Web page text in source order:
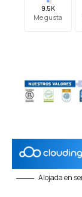
9.5K
Me gusta
Alojada en